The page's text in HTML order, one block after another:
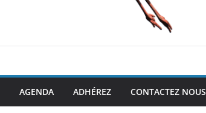
AGENDA ADHÉREZ CONTACTEZ NOUS